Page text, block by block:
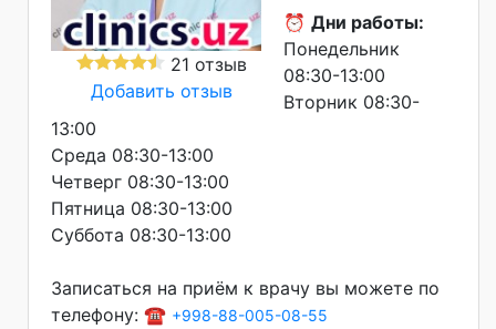
21 отзыв
Добавить отзыв
⏰ Дни работы:
Понедельник
08:30-13:00
Вторник 08:30-
13:00
Среда 08:30-13:00
Четверг 08:30-13:00
Пятница 08:30-13:00
Суббота 08:30-13:00
Записаться на приём к врачу вы можете по
телефону: ☎️ +998-88-005-08-55